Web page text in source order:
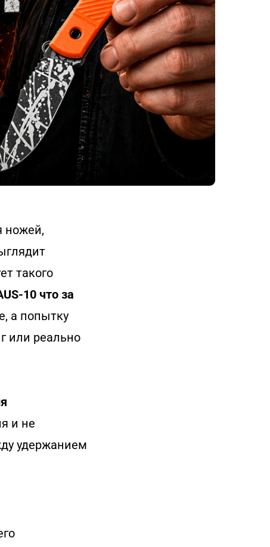
ножей,
такого
10 что за
а попытку
или реально
и не
удержанием